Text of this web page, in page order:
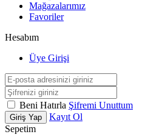
Mağazalarımız
Favoriler
Hesabım
Üye Girişi
Beni Hatırla Şifremi Unuttum
Giriş Yap
Kayıt Ol
Sepetim